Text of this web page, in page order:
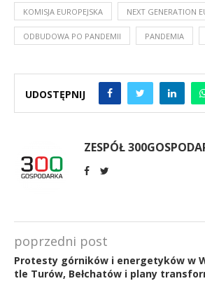
KOMISJA EUROPEJSKA NEXT GENERATION
ODBUDOWA PO PANDEMII PANDEMIA
UDOSTĘPNIJ
ZESPÓŁ
poprzedni post
Protesty górników i energetyków w
tle Turów, Bełchatów i plany